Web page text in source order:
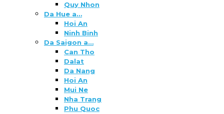
Quy Nhon
Da Hue a…
Hoi An
Ninh Binh
Da Saigon a…
Can Tho
Dalat
Da Nang
Hoi An
Mui Ne
Nha Trang
Phu Quoc